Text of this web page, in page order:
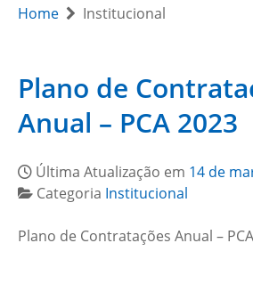
Home Institucional
Plano de
Anual – PCA 2023
Última Atualização em 14 de
Categoria Institucional
Plano de Contratações Anual –